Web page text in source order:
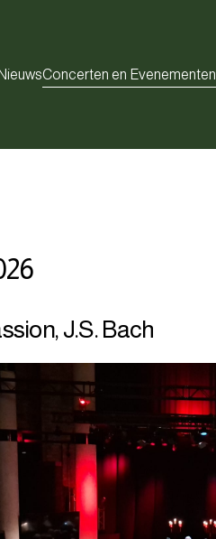
Concerten en Evenementen
J.S. Bach